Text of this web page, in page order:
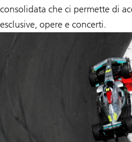
consolidata che ci permette di
esclusive, opere e concerti.